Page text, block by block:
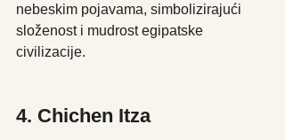
nebeskim pojavama, simbolizirajući
složenost i mudrost egipatske
civilizacije.
4. Chichen Itza